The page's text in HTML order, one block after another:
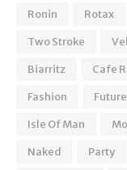
Ronin
Rotax
Two Stroke
Biarritz
Cafe
Fashion
Future
Isle Of Man
Naked
Party